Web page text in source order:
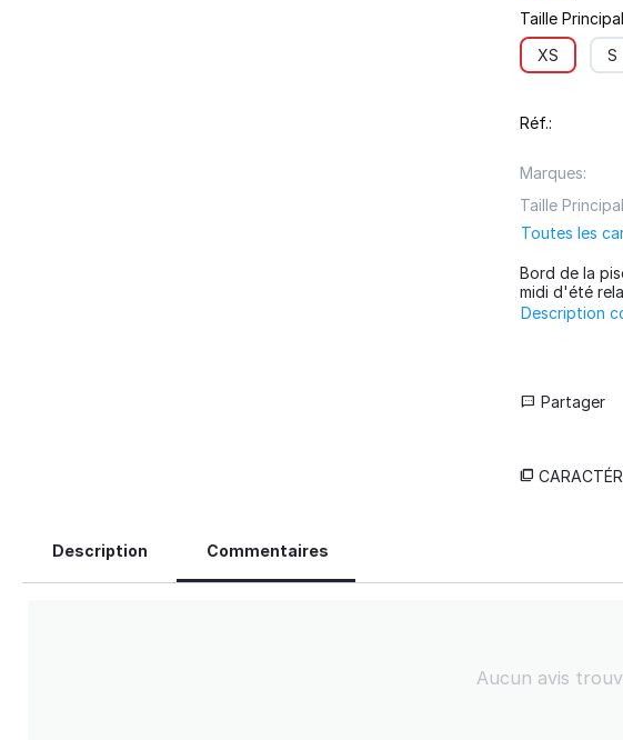
Taille
XS
S
Réf.:
Marques:
Taille
Toutes les
Bord de la
midi d'été
Description
Partager
Description Commentaires
Aucun avis